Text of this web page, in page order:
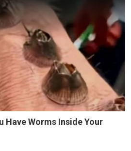
Have Worms Inside Your